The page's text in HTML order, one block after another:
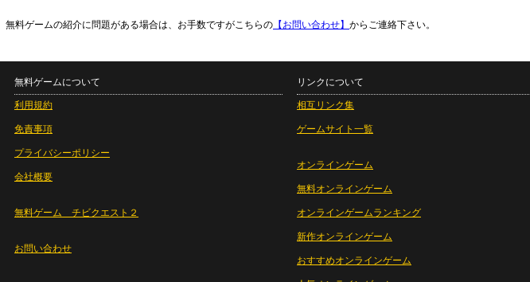
無料ゲームの紹介に問題がある場合は、お手数ですがこちらの 【お問い合わせ】 からご連絡下さい。
無料ゲームについて
利用規約
免責事項
プライバシーポリシー
会社概要
無料ゲーム チビクエスト２
お問い合わせ
リンクについて
相互リンク集
ゲームサイト一覧
オンラインゲーム
無料オンラインゲーム
オンラインゲームランキング
新作オンラインゲーム
おすすめオンラインゲーム